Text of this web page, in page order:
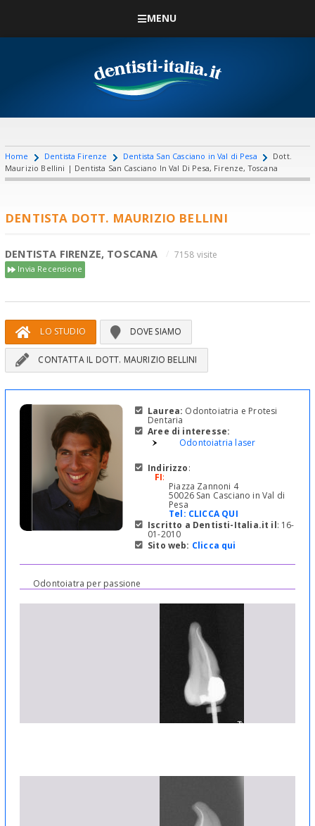
MENU
Home Dentista Firenze Dentista San Casciano in Val di Pesa
Dott.
Maurizio Bellini | Dentista San Casciano In Val Di Pesa, Firenze, Toscana
DENTISTA DOTT. MAURIZIO BELLINI
DENTISTA FIRENZE, TOSCANA 7158 visite
Invia Recensione
LO STUDIO DOVE SIAMO
CONTATTA IL DOTT. MAURIZIO BELLINI
Laurea: Odontoiatria e Protesi
Dentaria
Aree di interesse:
Odontoiatria laser
Indirizzo:
FI:
Piazza Zannoni 4
50026 San Casciano in Val di
Pesa
Tel: CLICCA QUI
Iscritto a Dentisti-Italia.it il: 16-
01-2010
Sito web: Clicca qui
Odontoiatra per passione